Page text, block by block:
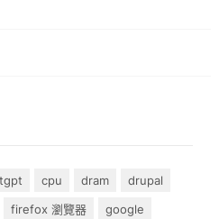
cpu dram
drupal
firefox 瀏覽器
google